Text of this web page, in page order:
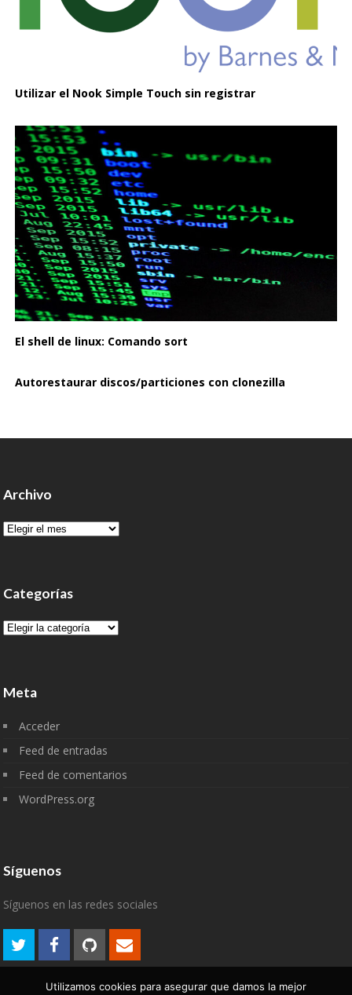
Utilizar el Nook Simple Touch sin registrar
El shell de linux: Comando sort
Autorestaurar discos/particiones con clonezilla
Archivo
Archivo
Categorías
Categorías
Meta
Acceder
Feed de entradas
Feed de comentarios
WordPress.org
Síguenos
Síguenos en las redes sociales
Utilizamos cookies para asegurar que damos la mejor